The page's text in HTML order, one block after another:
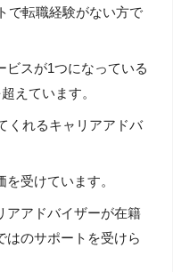
で転職経験がない方で
ビスが1つになっている
えています。
くれるキャリアアドバ
受けています。
アアドバイザーが在籍
はのサポートを受けら